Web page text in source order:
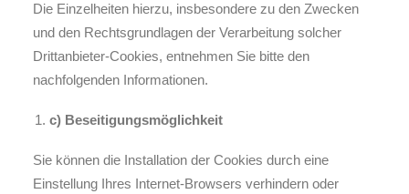
Die Einzelheiten hierzu, insbesondere zu den Zwecken
und den Rechtsgrundlagen der Verarbeitung solcher
Drittanbieter-Cookies, entnehmen Sie bitte den
nachfolgenden Informationen.
c) Beseitigungsmöglichkeit
Sie können die Installation der Cookies durch eine
Einstellung Ihres Internet-Browsers verhindern oder